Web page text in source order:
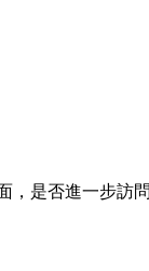
，是否進一步訪